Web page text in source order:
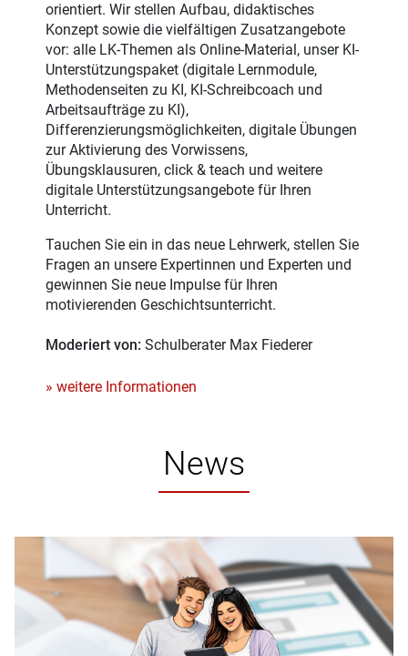
orientiert. Wir stellen Aufbau, didaktisches
Konzept sowie die vielfältigen Zusatzangebote
vor: alle LK-Themen als Online-Material, unser KI-
Unterstützungspaket (digitale Lernmodule,
Methodenseiten zu KI, KI-Schreibcoach und
Arbeitsaufträge zu KI),
Differenzierungsmöglichkeiten, digitale Übungen
zur Aktivierung des Vorwissens,
Übungsklausuren, click & teach und weitere
digitale Unterstützungsangebote für Ihren
Unterricht.
Tauchen Sie ein in das neue Lehrwerk, stellen Sie
Fragen an unsere Expertinnen und Experten und
gewinnen Sie neue Impulse für Ihren
motivierenden Geschichtsunterricht.
Moderiert von: Schulberater Max Fiederer
» weitere Informationen
News